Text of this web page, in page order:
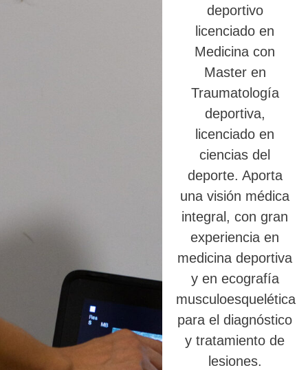
deportivo
licenciado en
Medicina con
Master en
Traumatología
deportiva,
licenciado en
ciencias del
deporte. Aporta
una visión médica
integral, con gran
experiencia en
medicina deportiva
y en ecografía
musculoesquelética
para el diagnóstico
y tratamiento de
lesiones.